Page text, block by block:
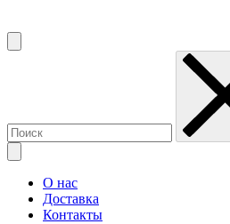
О нас
Доставка
Контакты